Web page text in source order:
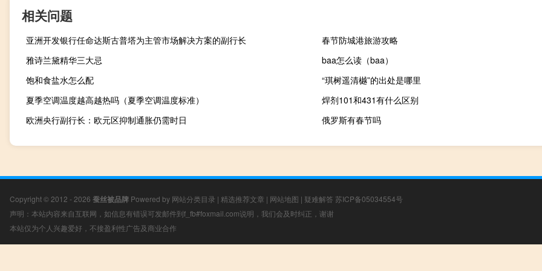
相关问题
亚洲开发银行任命达斯古普塔为主管市场解决方案的副行长
春节防城港旅游攻略
雅诗兰黛精华三大忌
baa怎么读（baa）
饱和食盐水怎么配
“琪树遥清樾”的出处是哪里
夏季空调温度越高越热吗（夏季空调温度标准）
焊剂101和431有什么区别
欧洲央行副行长：欧元区抑制通胀仍需时日
俄罗斯有春节吗
Copyright © 2012 - 2026 蚕丝被品牌 Powered by 网站分类目录 | 精选推荐文章 | 网站地图 | 疑难解答 苏ICP备05034554号
声明：本站内容来自互联网，如信息有错误可发邮件到f_fb#foxmail.com说明，我们会及时纠正，谢谢
本站仅为个人兴趣爱好，不接盈利性广告及商业合作